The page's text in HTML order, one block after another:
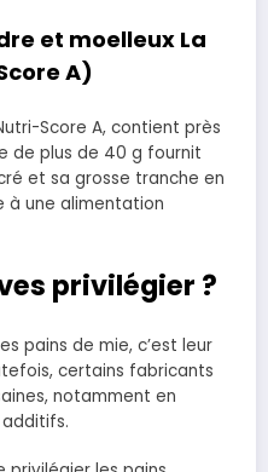
et moelleux La
A)
Score A, contient près
de plus de 40 g fournit
et sa grosse tranche en
une alimentation
privilégier ?
pains de mie, c’est leur
certains fabricants
notamment en